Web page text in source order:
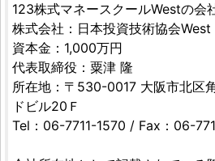
123株式マネースクールWestの
株式会社：日本投資技術協会West
資本金：1,000万円
代表取締役：粟津 隆
所在地：〒530-0017 大阪市北区
ドビル20Ｆ
Tel：06-7711-1570 / Fax：06-